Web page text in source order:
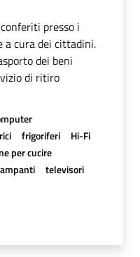
presso i
cura dei cittadini.
dei beni
di ritiro
frigoriferi
Hi-Fi
per cucire
televisori